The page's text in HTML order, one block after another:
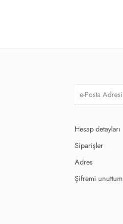
Hesap detayları
Siparişler
Adres
Şifremi unuttum